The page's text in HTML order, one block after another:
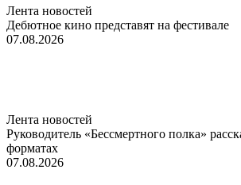
Лента новостей
Дебютное кино представят на фестивале
07.08.2026
Лента новостей
Руководитель «Бессмертного полка»
форматах
07.08.2026